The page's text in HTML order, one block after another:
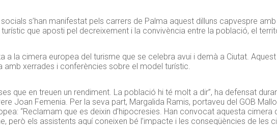
s’han manifestat pels carrers de Palma aquest dilluns capvespre amb
que aposti pel decreixement i la convivència entre la població, el
a la cimera europea del turisme que se celebra avui i demà a Ciutat.
amb xerrades i conferències sobre el model turístic.
que en treuen un rendiment. La població hi té molt a dir”, ha defensat
Joan Femenia. Per la seva part, Margalida Ramis, portaveu del GOB
“Reclamam que es deixin d’hipocresies. Han convocat aquesta cimera
però els assistents aquí coneixen bé l’impacte i les conseqüències de les